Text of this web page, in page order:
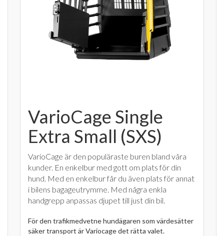
VarioCage Single
Extra Small (SXS)
VarioCage är den populäraste buren bland våra
kunder. En enkelbur med gott om plats för din
hund. Med en enkelbur får du även plats för annat
i bilens bagageutrymme. Med några enkla
handgrepp anpassas djupet till just din bil.
För den trafikmedvetne hundägaren som värdesätter
säker transport är Variocage det rätta valet.